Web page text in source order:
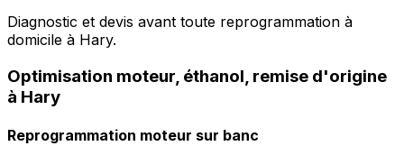
Diagnostic et devis avant toute reprogrammation à
domicile à Hary.
Optimisation moteur, éthanol, remise d'origine
à Hary
Reprogrammation moteur sur banc